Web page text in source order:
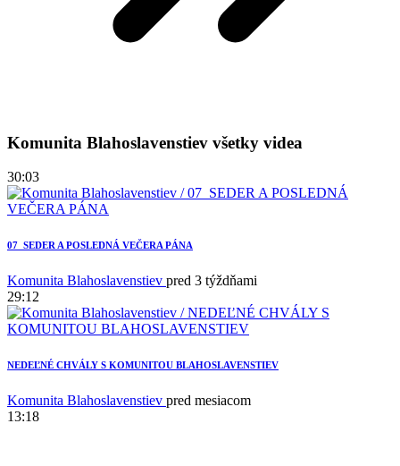
Komunita Blahoslavenstiev všetky videa
30:03
07_SEDER A POSLEDNÁ VEČERA PÁNA
Komunita Blahoslavenstiev pred 3 týždňami
29:12
NEDEĽNÉ CHVÁLY S KOMUNITOU BLAHOSLAVENSTIEV
Komunita Blahoslavenstiev pred mesiacom
13:18